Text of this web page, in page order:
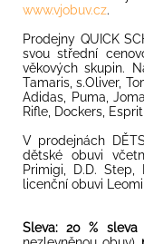
www.vjobuv.cz.
​Prodejny QUICK
svou střední
věkových skupin.
Tamaris, s.Oliver,
Adidas, Puma,
Rifle, Dockers,
​V prodejnách
dětské obuvi
Primigi, D.D. Step,
licenční obuvi
Sleva: 20 % sleva